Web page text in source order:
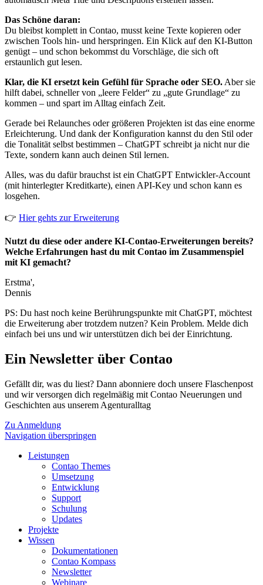
Das Schöne daran:
Du bleibst komplett in Contao, musst keine Texte kopieren oder
zwischen Tools hin- und herspringen. Ein Klick auf den KI-Button
genügt – und schon bekommst du Vorschläge, die sich oft
erstaunlich gut lesen.
Klar, die KI ersetzt kein Gefühl für Sprache oder SEO. Aber sie
hilft dabei, schneller von „leere Felder“ zu „gute Grundlage“ zu
kommen – und spart im Alltag einfach Zeit.
Gerade bei Relaunches oder größeren Projekten ist das eine enorme
Erleichterung. Und dank der Konfiguration kannst du den Stil oder
die Tonalität selbst bestimmen – ChatGPT schreibt ja nicht nur die
Texte, sondern kann auch deinen Stil lernen.
Alles, was du dafür brauchst ist ein ChatGPT Entwickler-Account
(mit hinterlegter Kreditkarte), einen API-Key und schon kann es
losgehen.
👉 Hier gehts zur Erweiterung
Nutzt du diese oder andere KI-Contao-Erweiterungen bereits?
Welche Erfahrungen hast du mit Contao im Zusammenspiel
mit KI gemacht?
Erstma',
Dennis
PS: Du hast noch keine Berührungspunkte mit ChatGPT, möchtest
die Erweiterung aber trotzdem nutzen? Kein Problem. Melde dich
einfach bei uns und wir unterstützen dich bei der Einrichtung.
Ein Newsletter über Contao
Gefällt dir, was du liest? Dann abonniere doch unsere Flaschenpost
und wir versorgen dich regelmäßig mit Contao Neuerungen und
Geschichten aus unserem Agenturalltag
Zu Anmeldung
Navigation überspringen
Leistungen
Contao Themes
Umsetzung
Entwicklung
Support
Schulung
Updates
Projekte
Wissen
Dokumentationen
Contao Kompass
Newsletter
Webinare